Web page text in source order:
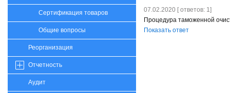
Сертификация товаров
Общие вопросы
Реорганизация
Отчетность
Аудит
07.02.2020 [ ответов: 1]
Процедура таможенной
Показать ответ